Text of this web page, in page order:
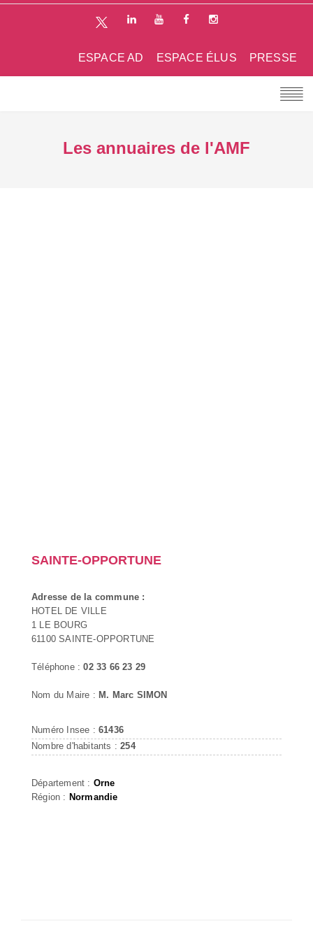
PRESSE
ESPACE ÉLUS
ESPACE AD
Les annuaires de l'AMF
SAINTE-OPPORTUNE
Adresse de la commune :
HOTEL DE VILLE
1 LE BOURG
61100 SAINTE-OPPORTUNE
Téléphone :02 33 66 23 29
Nom du Maire : M. Marc SIMON
Numéro Insee : 61436
Nombre d'habitants :254
Département : Orne
Région : Normandie